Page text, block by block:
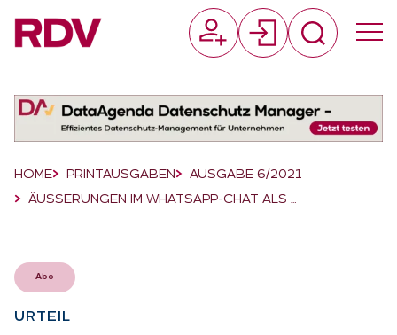
Breadcrumb-Navigation
HOME PRINTAUSGABEN
AUSGABE 6/2021
ÄUSSERUNGEN IM WHATSAPP-CHAT ALS …
Abo
UR­TEIL